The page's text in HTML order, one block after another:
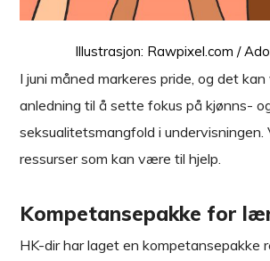
Illustrasjon: Rawpixel.com /
I juni måned markeres pride, og det
anledning til å sette fokus på kjønns-
seksualitetsmangfold i undervisningen.
ressurser som kan være til hjelp.
Kompetansepakke for
HK-dir har laget en kompetansepakke